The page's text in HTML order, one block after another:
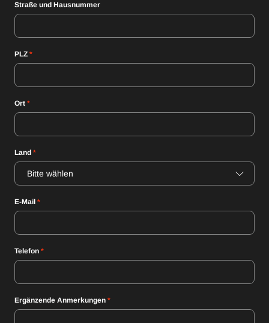
Straße und Hausnummer
PLZ *
Ort *
Bitte wählen
Land *
E-Mail *
Telefon *
Ergänzende Anmerkungen *